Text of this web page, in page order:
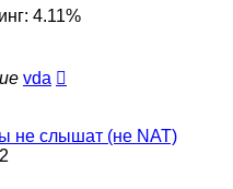
4.11%
vda
не слышат (не NAT)